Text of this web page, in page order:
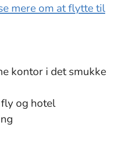
mere om at flytte til
kontor i det smukke
og hotel